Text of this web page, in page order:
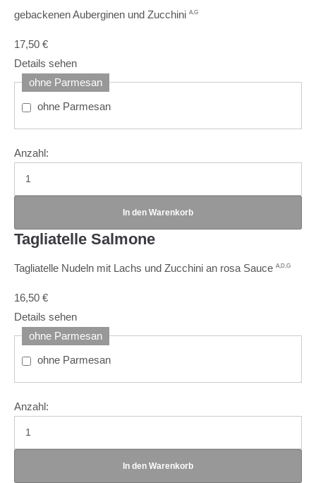
gebackenen Auberginen und Zucchini A,G
17,50 €
Details sehen
ohne Parmesan
ohne Parmesan
Anzahl:
Tagliatelle Salmone
Tagliatelle Nudeln mit Lachs und Zucchini an rosa Sauce A,D,G
16,50 €
Details sehen
ohne Parmesan
ohne Parmesan
Anzahl: